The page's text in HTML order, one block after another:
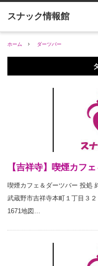
ホーム ダーツバー
【吉祥寺】喫煙カフ
喫煙カフェ＆ダーツバー 投処
武蔵野市吉祥寺本町１丁目３
1671地図…